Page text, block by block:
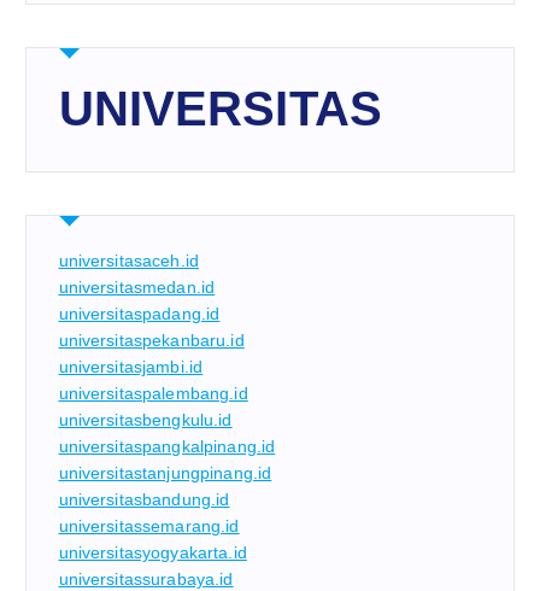
UNIVERSITAS
universitasaceh.id
universitasmedan.id
universitaspadang.id
universitaspekanbaru.id
universitasjambi.id
universitaspalembang.id
universitasbengkulu.id
universitaspangkalpinang.id
universitastanjungpinang.id
universitasbandung.id
universitassemarang.id
universitasyogyakarta.id
universitassurabaya.id